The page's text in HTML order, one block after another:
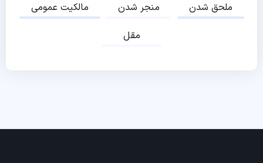
مالکیت عمومی
منجر شدن
ملحق شدن
مقل